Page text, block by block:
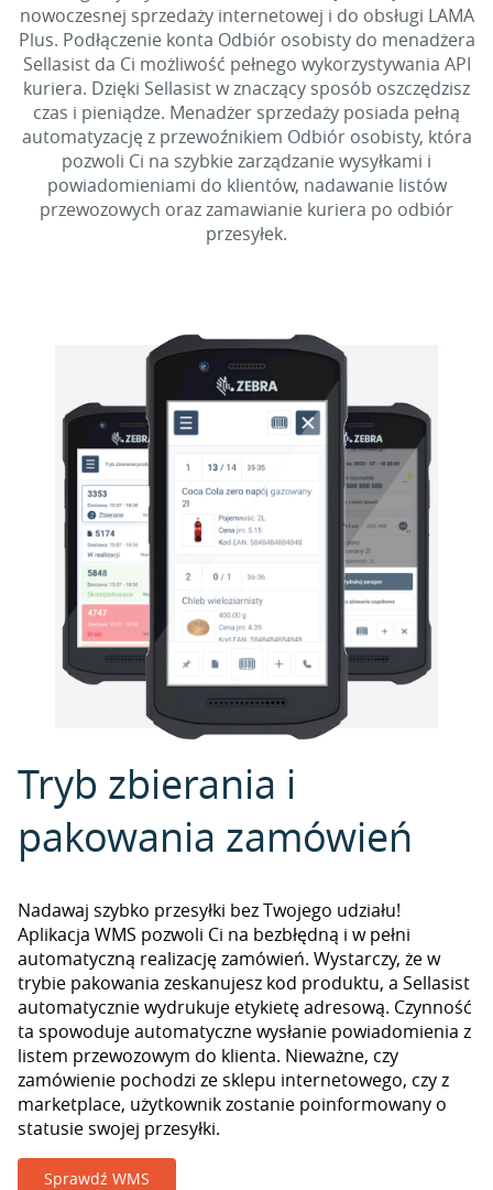
nowoczesnej sprzedaży internetowej i do obsługi LAMA
Plus. Podłączenie konta Odbiór osobisty do menadżera
Sellasist da Ci możliwość pełnego wykorzystywania API
kuriera. Dzięki Sellasist w znaczący sposób oszczędzisz
czas i pieniądze. Menadżer sprzedaży posiada pełną
automatyzację z przewoźnikiem Odbiór osobisty, która
pozwoli Ci na szybkie zarządzanie wysyłkami i
powiadomieniami do klientów, nadawanie listów
przewozowych oraz zamawianie kuriera po odbiór
przesyłek.
Tryb zbierania i
pakowania zamówień
Nadawaj szybko przesyłki bez Twojego udziału!
Aplikacja WMS pozwoli Ci na bezbłędną i w pełni
automatyczną realizację zamówień. Wystarczy, że w
trybie pakowania zeskanujesz kod produktu, a Sellasist
automatycznie wydrukuje etykietę adresową. Czynność
ta spowoduje automatyczne wysłanie powiadomienia z
listem przewozowym do klienta. Nieważne, czy
zamówienie pochodzi ze sklepu internetowego, czy z
marketplace, użytkownik zostanie poinformowany o
statusie swojej przesyłki.
Sprawdź WMS